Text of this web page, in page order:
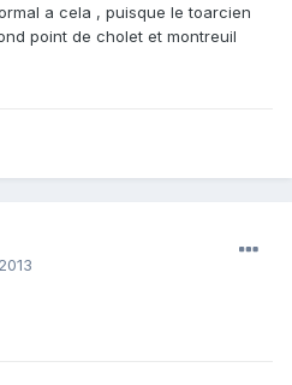
a cela , puisque le toarcien
point de cholet et montreuil